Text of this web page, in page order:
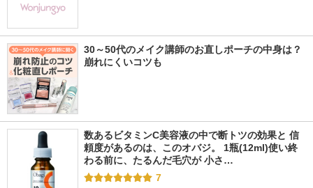
30～50代のメイク講師のお直しポーチの中身は？
崩れにくいコツも
数あるビタミンC美容液の中で断トツの効果と 信
頼度があるのは、このオバジ。 1瓶(12ml)使い終
わる前に、たるんだ毛穴が 小さ…
7